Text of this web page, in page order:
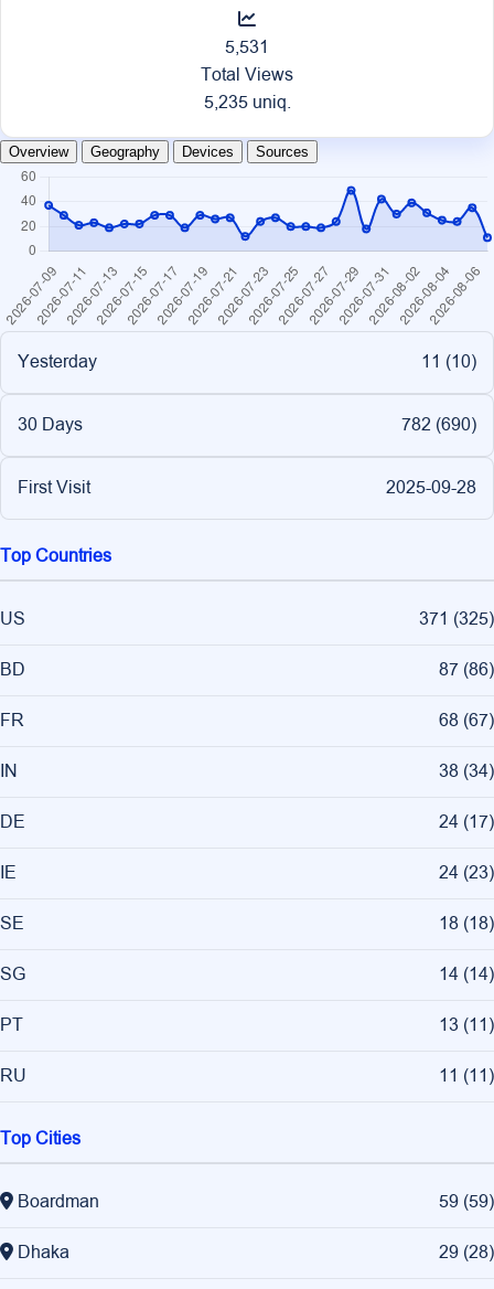
5,531
Total Views
5,235 uniq.
Overview Geography Devices Sources
Yesterday 11 (10)
30 Days 782 (690)
First Visit 2025-09-28
Top Countries
US 371 (325)
BD 87 (86)
FR 68 (67)
IN 38 (34)
DE 24 (17)
IE 24 (23)
SE 18 (18)
SG 14 (14)
PT 13 (11)
RU 11 (11)
Top Cities
Boardman 59 (59)
Dhaka 29 (28)